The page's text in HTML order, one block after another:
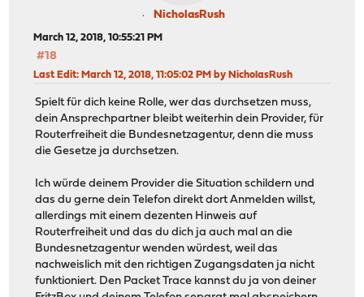
NicholasRush
March 12, 2018, 10:55:21 PM
#18
Last Edit: March 12, 2018, 11:05:02 PM by NicholasRush
Spielt für dich keine Rolle, wer das durchsetzen muss,
dein Ansprechpartner bleibt weiterhin dein Provider, für
Routerfreiheit die Bundesnetzagentur, denn die muss
die Gesetze ja durchsetzen.
Ich würde deinem Provider die Situation schildern und
das du gerne dein Telefon direkt dort Anmelden willst,
allerdings mit einem dezenten Hinweis auf
Routerfreiheit und das du dich ja auch mal an die
Bundesnetzagentur wenden würdest, weil das
nachweislich mit den richtigen Zugangsdaten ja nicht
funktioniert. Den Packet Trace kannst du ja von deiner